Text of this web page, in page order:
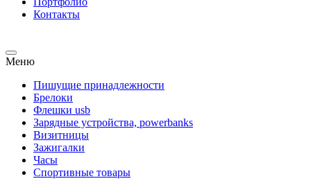
Контакты
Меню
Пишущие принадлежности
Брелоки
Флешки usb
Зарядные устройства, powerbanks
Визитницы
Зажигалки
Часы
Спортивные товары